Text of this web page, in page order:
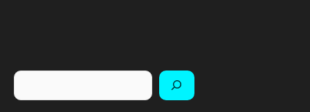
Buscar